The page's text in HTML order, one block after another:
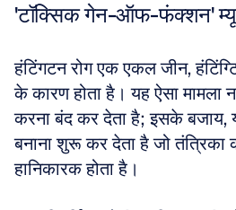
'टॉक्सिक गेन-ऑफ-फंक्शन'
हंटिंगटन रोग एक एकल जीन,
के कारण होता है। यह ऐसा मामला
करना बंद कर देता है; इसके बजाय,
बनाना शुरू कर देता है जो
हानिकारक होता है।